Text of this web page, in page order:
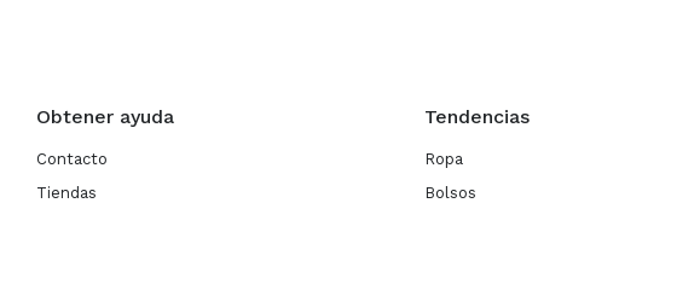
Obtener ayuda
Contacto
Tiendas
Tendencias
Ropa
Bolsos